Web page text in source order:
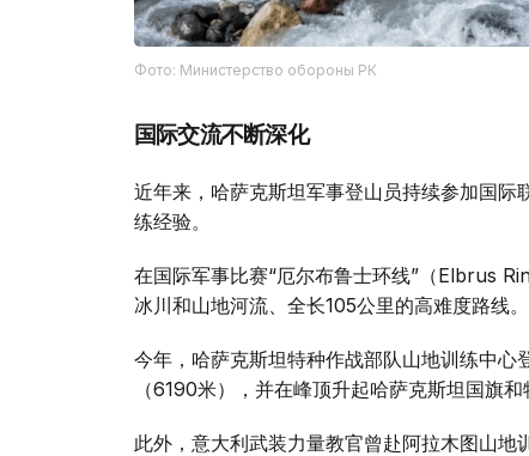
Фото: Министерство обороны РК
国际交流不断深化
近年来，哈萨克斯坦军事登山员持续参加国
练经验。
在国际军事比赛“厄尔布鲁士环线”（Elbrus
冰川和山地河流、全长105公里的高难度路线。
今年，哈萨克斯坦特种作战部队山地训练中
（6190米），并在峰顶升起哈萨克斯坦国旗和
此外，意大利武装力量教官曾赴阿拉木图山